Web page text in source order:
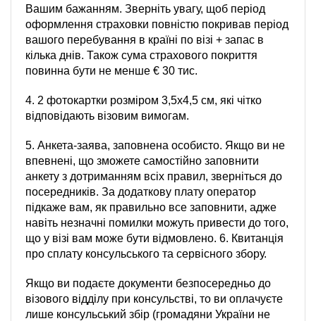
Вашим бажанням. Зверніть увагу, щоб період
оформлення страховки повністю покривав період
вашого перебування в країні по візі + запас в
кілька днів. Також сума страхового покриття
повинна бути не менше € 30 тис.
4. 2 фотокартки розміром 3,5х4,5 см, які чітко
відповідають візовим вимогам.
5. Анкета-заява, заповнена особисто. Якщо ви не
впевнені, що зможете самостійно заповнити
анкету з дотриманням всіх правил, зверніться до
посередників. За додаткову плату оператор
підкаже вам, як правильно все заповнити, адже
навіть незначні помилки можуть привести до того,
що у візі вам може бути відмовлено. 6. Квитанція
про сплату консульського та сервісного збору.
Якщо ви подаєте документи безпосередньо до
візового відділу при консульстві, то ви оплачуєте
лише консульський збір (громадяни України не